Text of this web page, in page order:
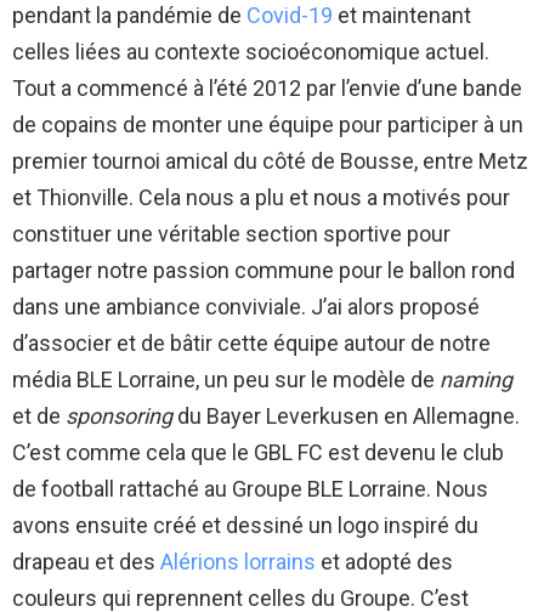
pendant la pandémie de Covid-19 et maintenant
celles liées au contexte socioéconomique actuel.
Tout a commencé à l’été 2012 par l’envie d’une bande
de copains de monter une équipe pour participer à un
premier tournoi amical du côté de Bousse, entre Metz
et Thionville. Cela nous a plu et nous a motivés pour
constituer une véritable section sportive pour
partager notre passion commune pour le ballon rond
dans une ambiance conviviale. J’ai alors proposé
d’associer et de bâtir cette équipe autour de notre
média BLE Lorraine, un peu sur le modèle de naming
et de sponsoringdu Bayer Leverkusen en Allemagne.
C’est comme cela que le GBL FC est devenu le club
de football rattaché au Groupe BLE Lorraine. Nous
avons ensuite créé et dessiné un logo inspiré du
drapeau et des Alérions lorrains et adopté des
couleurs qui reprennent celles du Groupe. C’est